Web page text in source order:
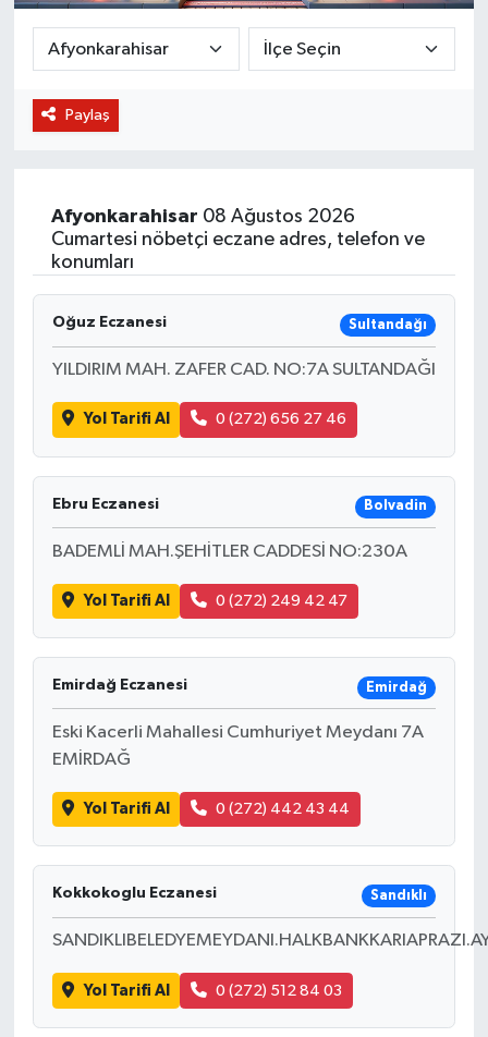
Paylaş
Afyonkarahisar 08 Ağustos 2026
Cumartesi nöbetçi eczane adres, telefon ve
konumları
Oğuz Eczanesi Sultandağı
YILDIRIM MAH. ZAFER CAD. NO:7A SULTANDAĞI
Yol Tarifi Al 0 (272) 656 27 46
Ebru Eczanesi Bolvadin
BADEMLİ MAH.ŞEHİTLER CADDESİ NO:230A
Yol Tarifi Al 0 (272) 249 42 47
Emirdağ Eczanesi Emirdağ
Eski Kacerli Mahallesi Cumhuriyet Meydanı 7A
EMİRDAĞ
Yol Tarifi Al 0 (272) 442 43 44
Kokkokoglu Eczanesi Sandıklı
Yol Tarifi Al 0 (272) 512 84 03
BİLİM VE TEKNOLOJİ